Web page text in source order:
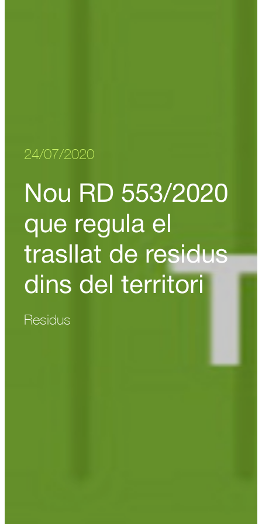
24/07/2020
Nou RD 553/2020
que regula el
trasllat de residus
dins del territori
Residus